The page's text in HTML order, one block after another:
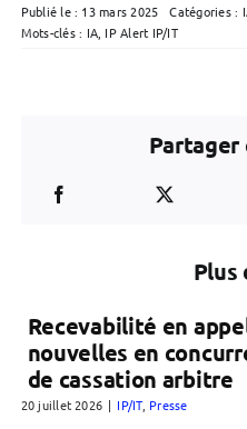
Publié le : 13 mars 2025 Catégories :
Mots-clés : IA, IP Alert IP/IT
Plus
Recevabilité en
nouvelles en
de cassation arbitre
20 juillet 2026 | IP/IT, Presse